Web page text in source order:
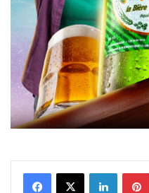
FacebookX Linkedin